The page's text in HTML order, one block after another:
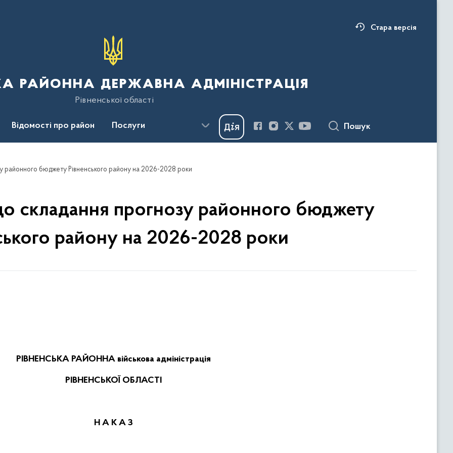
Стара версія
районна державна адміністрація
Рівненської області
Відомості про район Послуги Пошук
районного бюджету Рівненського району на 2026-2028 роки
складання прогнозу районного бюджету
району на 2026-2028 роки
РІВНЕНСЬКА РАЙОННА військова адміністрація
РІВНЕНСЬКОЇ ОБЛАСТІ
Н А К А З